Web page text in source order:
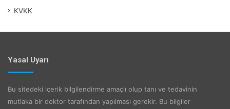
KVKK
Yasal Uyarı
Bu sitedeki içerik bilgilendirme amaçlı olup tanı ve tedavinin
mutlaka bir doktor tarafından yapılması gerekir. Bu bilgiler